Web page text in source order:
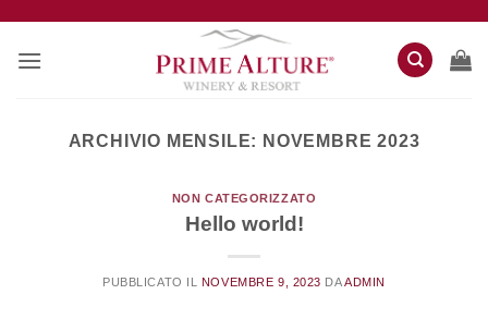
contenuti
ARCHIVIO MENSILE: NOVEMBRE 2023
NON CATEGORIZZATO
Hello world!
PUBBLICATO IL NOVEMBRE 9, 2023 DAADMIN